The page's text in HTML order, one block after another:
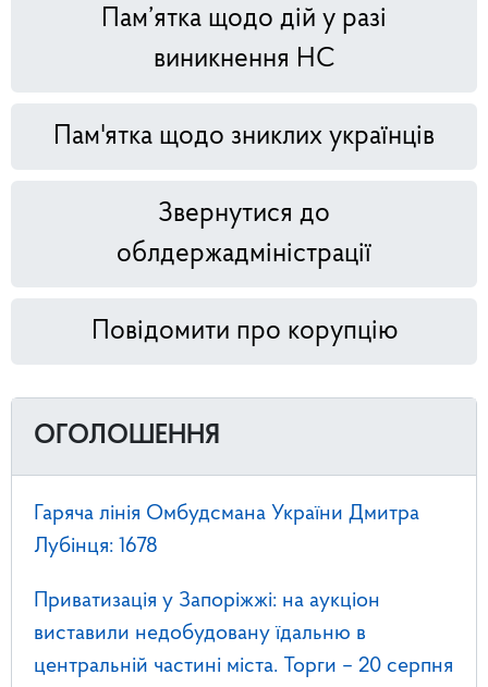
Пам’ятка щодо дій у разі
виникнення НС
Пам'ятка щодо зниклих українців
Звернутися до
облдержадміністрації
Повідомити про корупцію
ОГОЛОШЕННЯ
Гаряча лінія Омбудсмана України Дмитра
Лубінця: 1678
Приватизація у Запоріжжі: на аукціон
виставили недобудовану їдальню в
центральній частині міста. Торги – 20 серпня